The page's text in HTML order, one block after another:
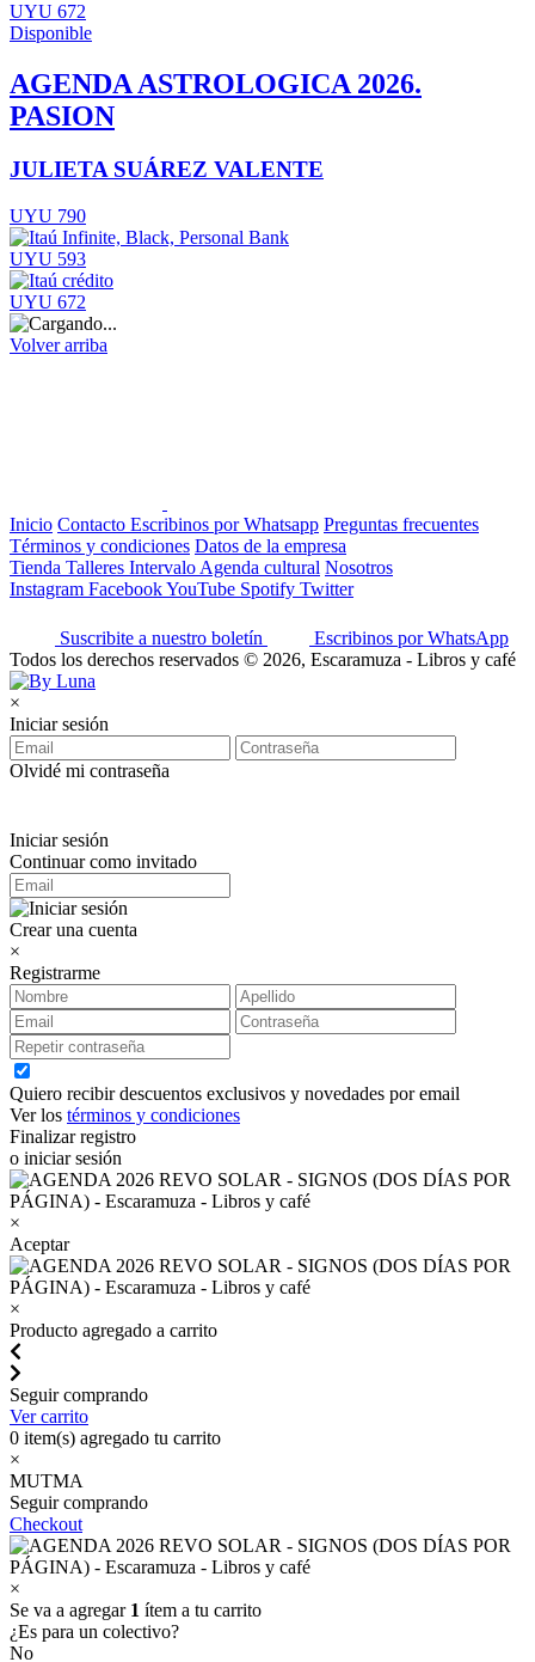
UYU 672
Disponible
AGENDA ASTROLOGICA 2026.
PASION
JULIETA SUÁREZ VALENTE
UYU 790
UYU 593
UYU 672
Volver arriba
Inicio Contacto Escribinos por Whatsapp Preguntas frecuentes
Términos y condiciones Datos de la empresa
Tienda Talleres Intervalo Agenda cultural Nosotros
Instagram FacebookYouTube Spotify Twitter
Suscribite a nuestro boletín
Escribinos por WhatsApp
Todos los derechos reservados © 2026, Escaramuza - Libros y café
×
Iniciar sesión
Olvidé mi contraseña
Iniciar sesión
Continuar como invitado
Crear una cuenta
×
Registrarme
Quiero recibir descuentos exclusivos y novedades por email
Ver los términos y condiciones
Finalizar registro
o iniciar sesión
×
Aceptar
×
Producto agregado a carrito
Seguir comprando
Ver carrito
0 item(s) agregado tu carrito
×
MUTMA
Seguir comprando
Checkout
×
Se va a agregar 1 ítem a tu carrito
¿Es para un colectivo?
No